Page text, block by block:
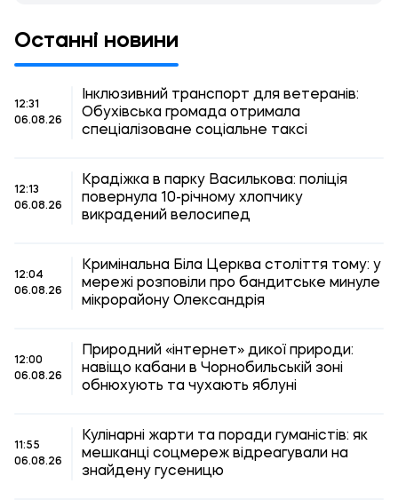
Останні новини
12:31
06.08.26
Інклюзивний транспорт для ветеранів:
Обухівська громада отримала
спеціалізоване соціальне таксі
12:13
06.08.26
Крадіжка в парку Василькова: поліція
повернула 10-річному хлопчику
викрадений велосипед
12:04
06.08.26
Кримінальна Біла Церква століття тому: у
мережі розповіли про бандитське минуле
мікрорайону Олександрія
12:00
06.08.26
Природний «інтернет» дикої природи:
навіщо кабани в Чорнобильській зоні
обнюхують та чухають яблуні
11:55
06.08.26
Кулінарні жарти та поради гуманістів: як
мешканці соцмереж відреагували на
знайдену гусеницю